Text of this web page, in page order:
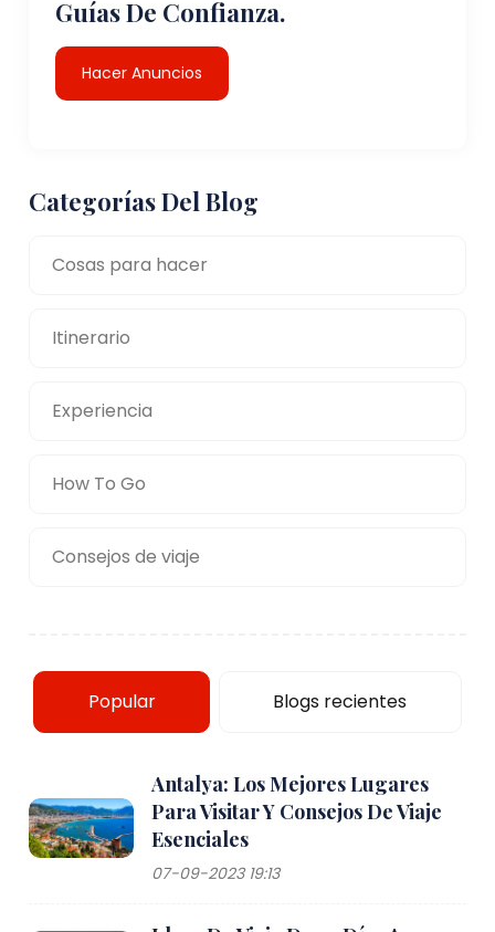
Guías De Confianza.
Hacer Anuncios
Categorías Del Blog
Cosas para hacer
Itinerario
Experiencia
How To Go
Consejos de viaje
Popular Blogs recientes
Antalya: Los Mejores Lugares
Para Visitar Y Consejos De Viaje
Esenciales
07-09-2023 19:13